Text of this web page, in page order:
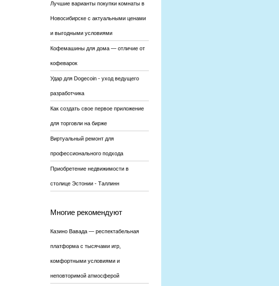
Лучшие варианты покупки комнаты в
Новосибирске с актуальными ценами
и выгодными условиями
Кофемашины для дома — отличие от
кофеварок
Удар для Dogecoin - уход ведущего
разработчика
Как создать свое первое приложение
для торговли на бирже
Виртуальный ремонт для
профессионального подхода
Приобретение недвижимости в
столице Эстонии - Таллинн
Многие рекомендуют
Казино Вавада — респектабельная
платформа с тысячами игр,
комфортными условиями и
неповторимой атмосферой